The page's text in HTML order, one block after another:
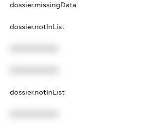
dossier.missingData
dossier.notInList
dossier.notInList